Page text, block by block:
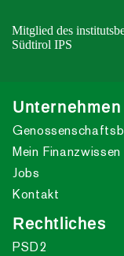
Mitglied des
Südtirol IPS
Unternehmen
Mein Finanzwissen
Jobs
Kontakt
Rechtliches
PSD2